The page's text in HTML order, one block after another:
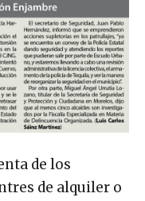
de los
de alquiler o